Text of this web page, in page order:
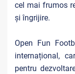
cel mai frumos
și îngrijire.
Open Fun
internațional,
pentru